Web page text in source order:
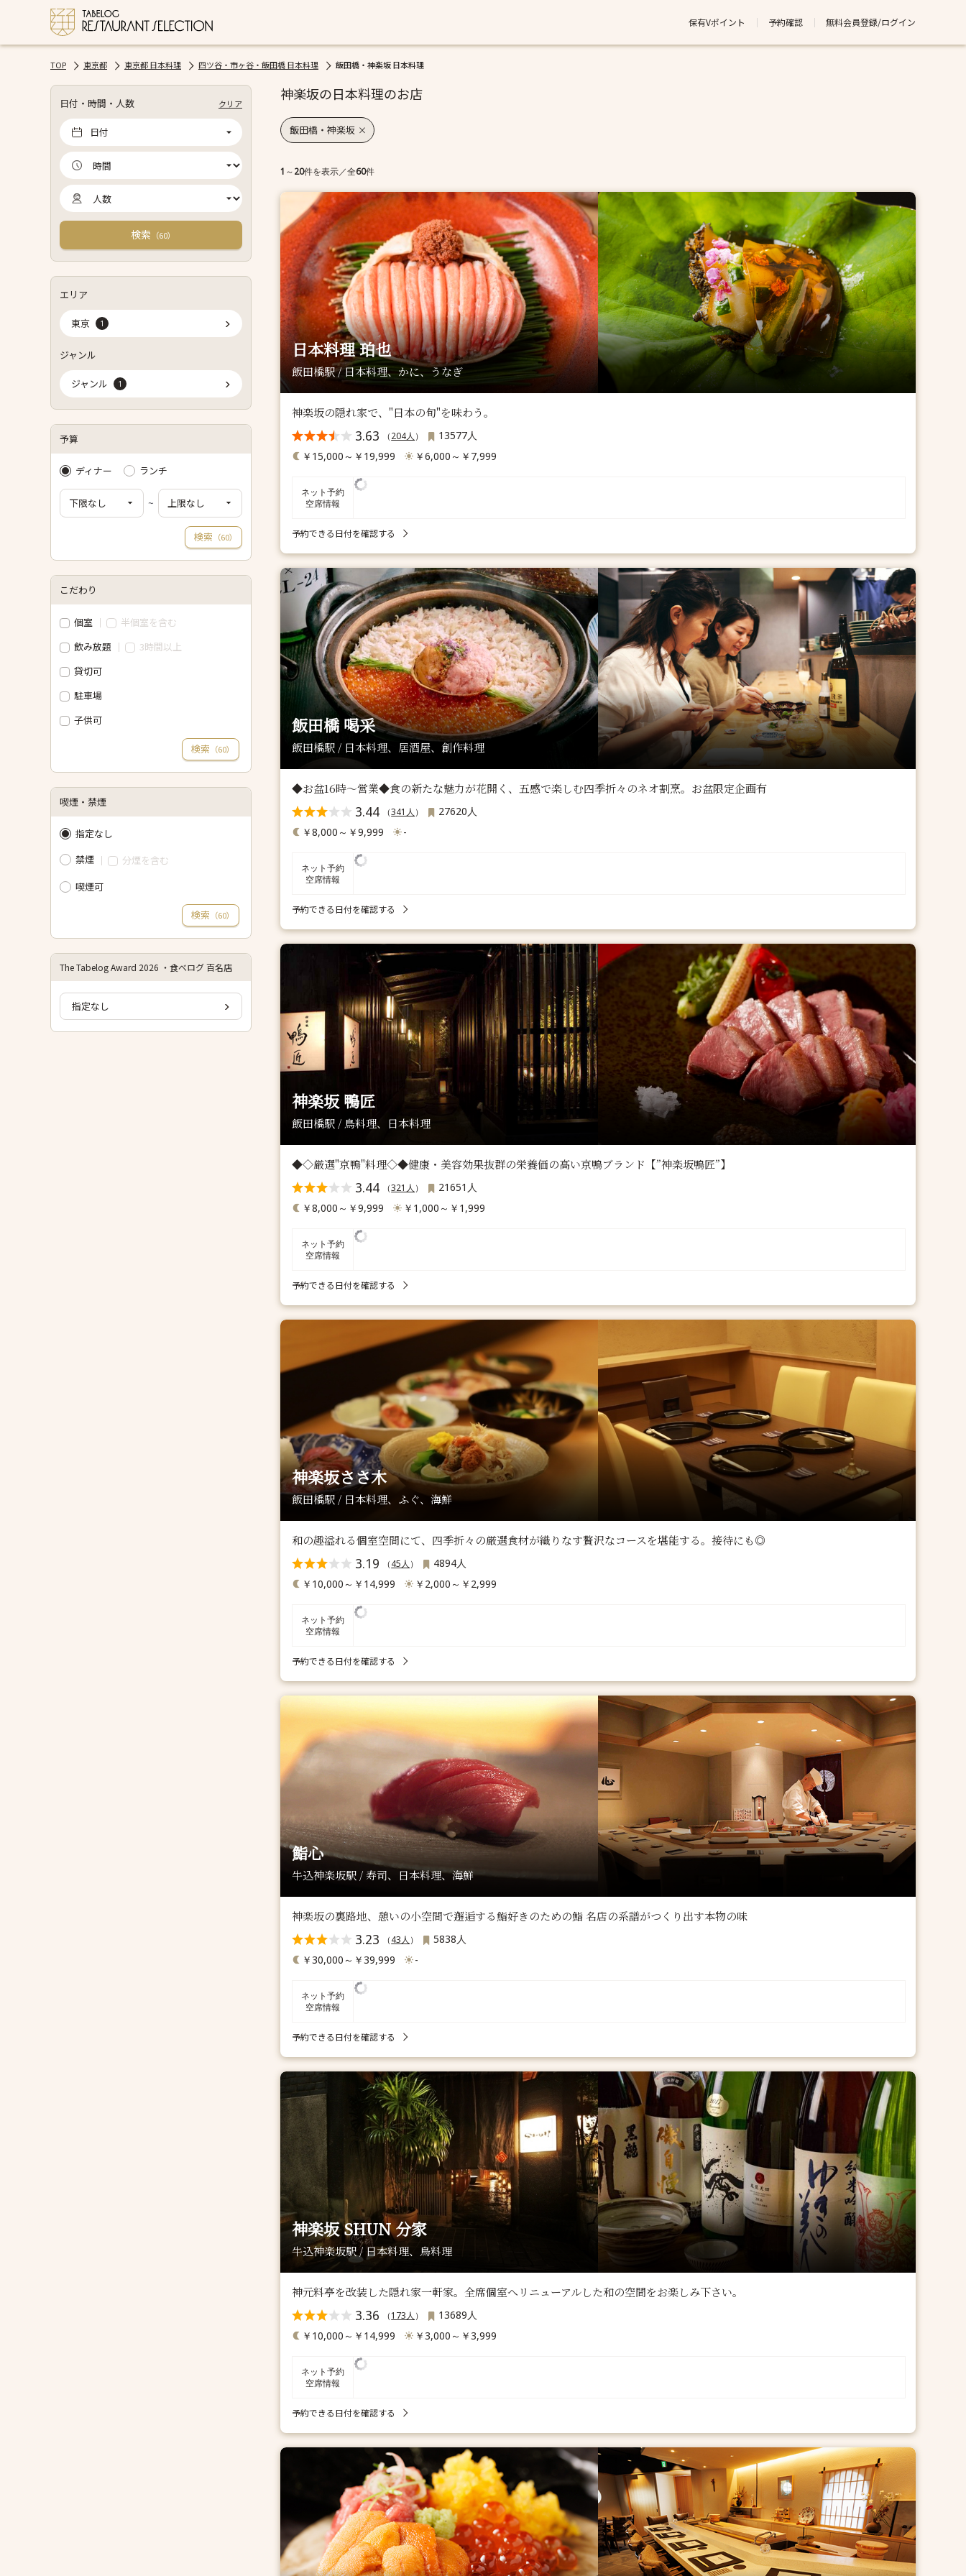
保有Vポイント 予約確認 無料会員登録/ログイン
TOP 東京都 東京都 日本料理 四ツ谷・市ヶ谷・飯田橋 日本料理 飯田橋・神楽坂 日本料理
日付・時間・人数 クリア
日付
検索 （60）
エリア
東京 1
ジャンル
ジャンル 1
予算
ディナー ランチ
~
検索 （60）
こだわり
個室
半個室を含む
飲み放題
3時間以上
貸切可
駐車場
子供可
検索 （60）
喫煙・禁煙
指定なし
禁煙
分煙を含む
喫煙可
検索 （60）
The Tabelog Award 2026 ・食べログ 百名店
指定なし
神楽坂の日本料理のお店
飯田橋・神楽坂
1 ～20件を表示／全60件
日本料理 珀也
飯田橋駅 / 日本料理、かに、うなぎ
神楽坂の隠れ家で、"日本の旬"を味わう。
3.63 （204人 ）
13577人
￥15,000～￥19,999
￥6,000～￥7,999
ネット予約
空席情報
予約できる日付を確認する
飯田橋 喝采
飯田橋駅 / 日本料理、居酒屋、創作料理
◆お盆16時〜営業◆食の新たな魅力が花開く、五感で楽しむ四季折々のネオ割烹。お盆限定企画有
3.44 （341人 ）
27620人
￥8,000～￥9,999
-
ネット予約
空席情報
予約できる日付を確認する
神楽坂 鴨匠
飯田橋駅 / 鳥料理、日本料理
◆◇厳選"京鴨"料理◇◆健康・美容効果抜群の栄養価の高い京鴨ブランド【”神楽坂鴨匠”】
3.44 （321人 ）
21651人
￥8,000～￥9,999
￥1,000～￥1,999
ネット予約
空席情報
予約できる日付を確認する
神楽坂ささ木
飯田橋駅 / 日本料理、ふぐ、海鮮
和の趣溢れる個室空間にて、四季折々の厳選食材が織りなす贅沢なコースを堪能する。接待にも◎
3.19 （45人 ）
4894人
￥10,000～￥14,999
￥2,000～￥2,999
ネット予約
空席情報
予約できる日付を確認する
鮨心
牛込神楽坂駅 / 寿司、日本料理、海鮮
神楽坂の裏路地、憩いの小空間で邂逅する鮨好きのための鮨 名店の系譜がつくり出す本物の味
3.23 （43人 ）
5838人
￥30,000～￥39,999
-
ネット予約
空席情報
予約できる日付を確認する
神楽坂 SHUN 分家
牛込神楽坂駅 / 日本料理、鳥料理
神元料亭を改装した隠れ家一軒家。全席個室へリニューアルした和の空間をお楽しみ下さい。
3.36 （173人 ）
13689人
￥10,000～￥14,999
￥3,000～￥3,999
ネット予約
空席情報
予約できる日付を確認する